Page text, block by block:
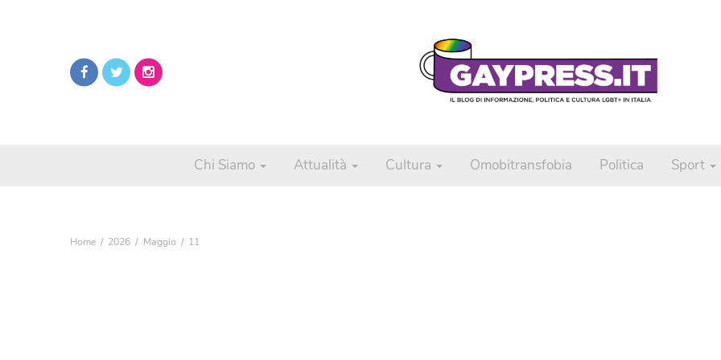
Chi Siamo Attualità Cultura Omobitransfobia Politica Sport
Home 2026 Maggio 11